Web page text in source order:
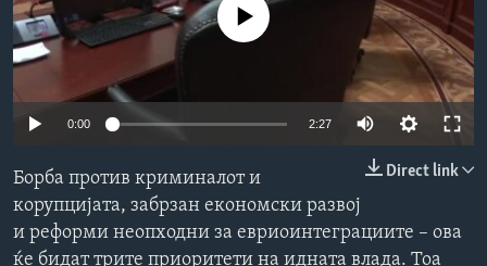
ИНТЕРВЈУА
Јазици
No media source currently available
0:00 2:27
Direct link
Борба против криминалот и
корупцијата, забрзан економски развој
и реформи неопходни за евриоинтеграциите – ова
ќе бидат трите приоритети на идната влада. Тоа